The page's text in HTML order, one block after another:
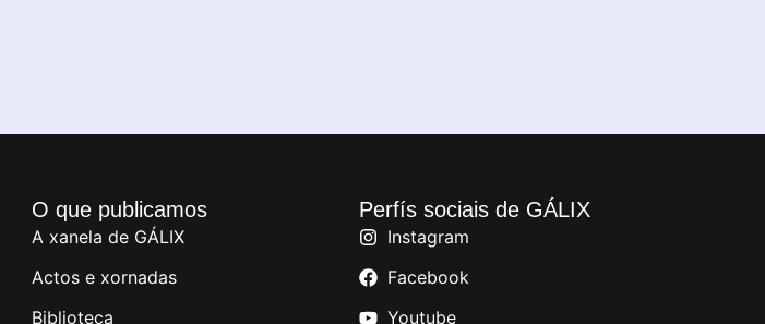
O que publicamos
A xanela de GÁLIX
Actos e xornadas
Biblioteca
Perfís sociais de GÁLIX
Instagram
Facebook
Youtube